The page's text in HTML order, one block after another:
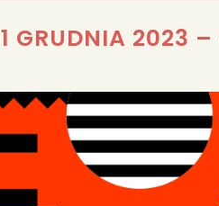
REDAKCJA
1 GRUDNIA 2023 –